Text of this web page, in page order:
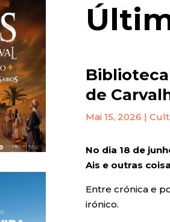
de
Mai 15, 2026 |
No dia 18 de
Ais e outras
Entre crónica e
irónico.